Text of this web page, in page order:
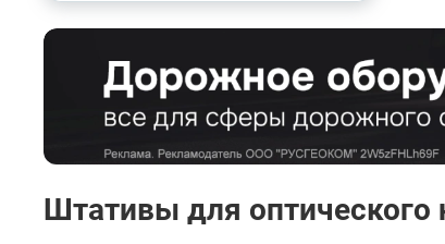
Штативы для оптического